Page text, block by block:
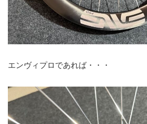
エンヴィプロであれば・・・